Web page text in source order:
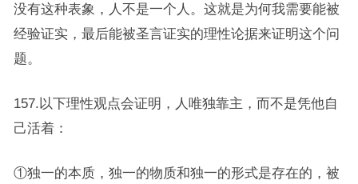
没有这种表象，人不是一个人。这就是为何我需要能被
经验证实，最后能被圣言证实的理性论据来证明这个问
题。
157.以下理性观点会证明，人唯独靠主，而不是凭他自
己活着：
①独一的本质，独一的物质和独一的形式是存在的，被